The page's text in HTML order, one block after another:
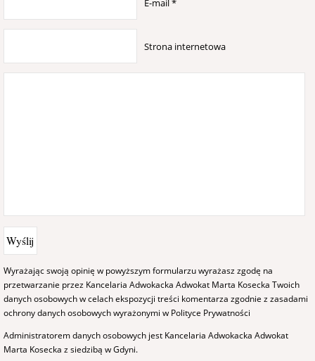
E-mail*
Strona internetowa
Wyrażając swoją opinię w powyższym formularzu wyrażasz zgodę na
przetwarzanie przez Kancelaria Adwokacka Adwokat Marta Kosecka Twoich
danych osobowych w celach ekspozycji treści komentarza zgodnie z zasadami
ochrony danych osobowych wyrażonymi w Polityce Prywatności
Administratorem danych osobowych jest Kancelaria Adwokacka Adwokat
Marta Kosecka z siedzibą w Gdyni.